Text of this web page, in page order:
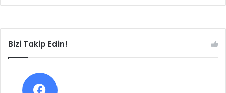
Bizi Takip Edin!